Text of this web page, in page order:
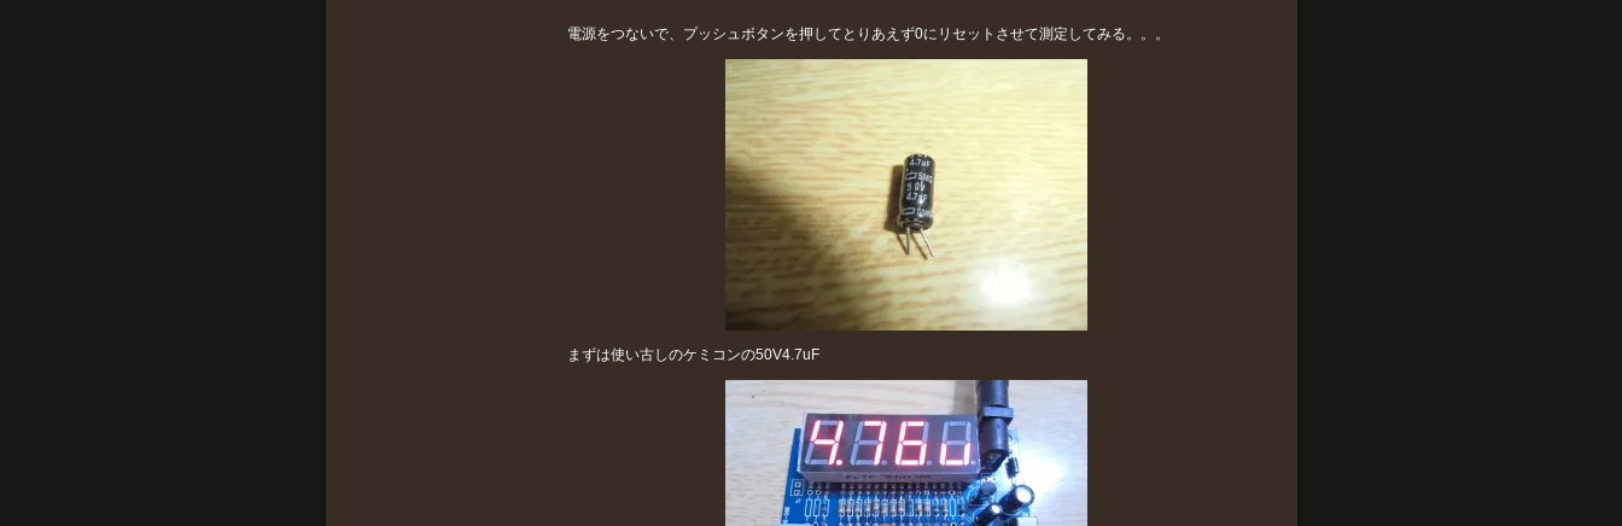
電源をつないで、プッシュボタンを押してとりあえず0にリセットさせて測定してみる。。。
まずは使い古しのケミコンの50V4.7uF